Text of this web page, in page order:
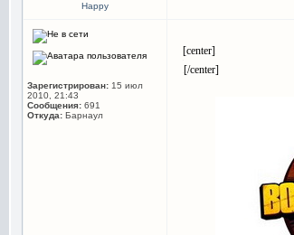
Happy
Зарегистрирован: 15 июл
2010, 21:43
Сообщения: 691
Откуда: Барнаул
[center]
[/center]